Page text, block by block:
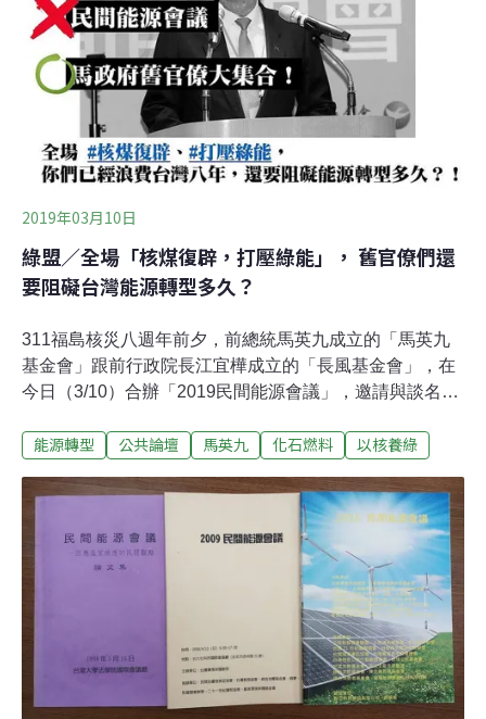
哪裡適合興建核五？蘇也要求謝曉星說清楚重啟核四的時
間、經費。謝曉星答詢時坦言，現在連核廢料最終處置場
都找不到地方，何時能夠找出來也沒有答案，核五廠應該
不會有哪個地方願意接受。至於要重啟核四，依照經濟部
估算，經費最少還要6、700億元，時間至少還要十年以上
2019年03月10日
綠盟／全場「核煤復辟，打壓綠能」， 舊官僚們還
要阻礙台灣能源轉型多久？
311福島核災八週年前夕，前總統馬英九成立的「馬英九
基金會」跟前行政院長江宜樺成立的「長風基金會」，在
今日（3/10）合辦「2019民間能源會議」，邀請與談名單
民黨前官僚核能會議」，根本毫無民間代表性。會議主辦
生能源」與「核能發電」談論自己的分析與見解，但聽完
整場會議的發言內容，很清楚本場會議一以貫之的是兩大
復辟：「國民黨前官僚復辟，以及核煤發電復辟」，綠色
公民行動聯盟也必須針對會議內容作出以下回應。國民黨
「前官僚們」，還要再耽誤台灣能源轉型多久？如果細看
本次會議的與談名單，即可知道這就是馬政府執政時代的
舊官僚大集合，除了前總統馬英九與前行政院長江宜樺，
還包括前能源政務委員梁啟源、前經濟部長杜紫軍、前行
政院長毛治國、前環保署長魏國彥與前原能會主委蔡春
能源轉型 公共論壇 馬英九 化石燃料 以核養綠